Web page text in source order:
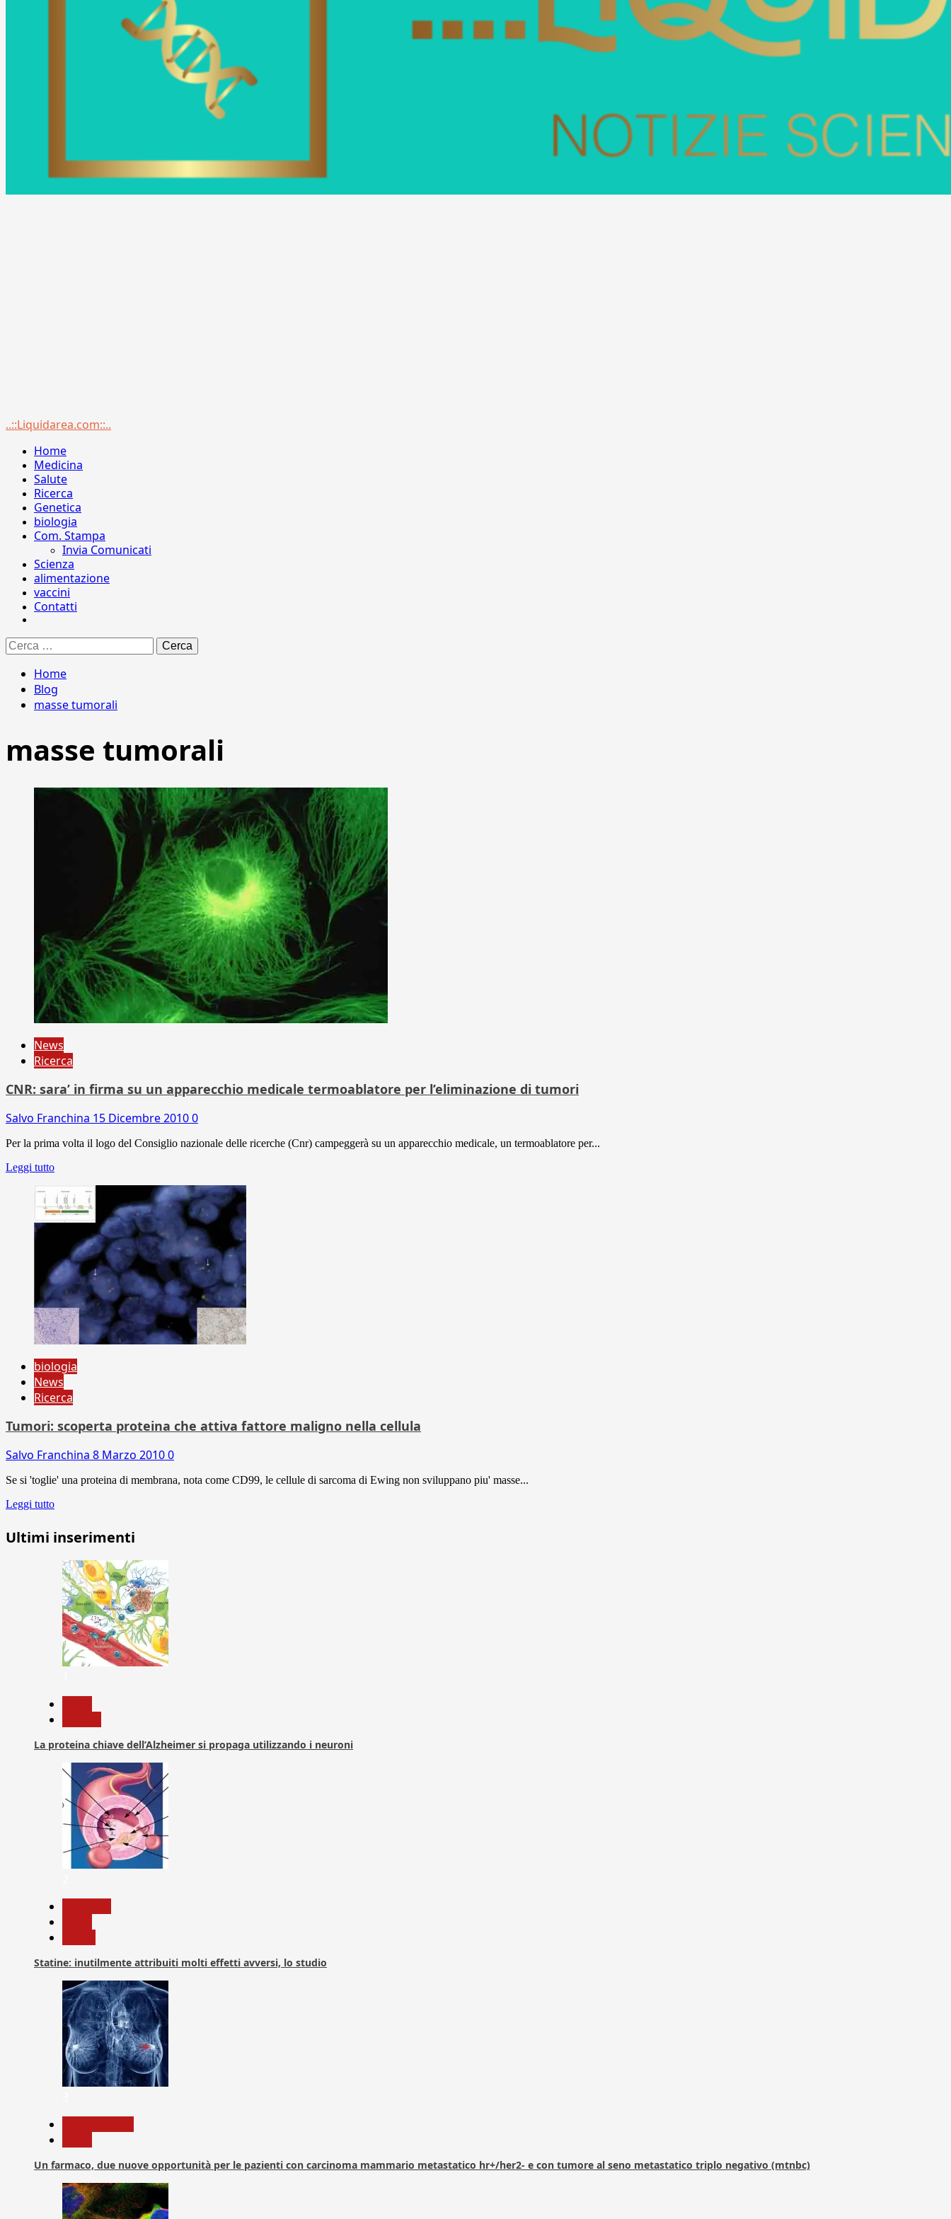
Menu
..::Liquidarea.com::..
Home
Medicina
Salute
Ricerca
Genetica
biologia
Com. Stampa
Invia Comunicati
Scienza
alimentazione
vaccini
Contatti
Ricerca
per:
Home
Blog
masse tumorali
masse tumorali
News
Ricerca
CNR: sara’ in firma su un apparecchio medicale termoablatore per l’eliminazione di tumori
Salvo Franchina 15 Dicembre 20100
Per la prima volta il logo del Consiglio nazionale delle ricerche (Cnr) campeggerà su un apparecchio medicale, un termoablatore per...
Leggi tutto
biologia
News
Ricerca
Tumori: scoperta proteina che attiva fattore maligno nella cellula
Salvo Franchina 8 Marzo 20100
Se si 'toglie' una proteina di membrana, nota come CD99, le cellule di sarcoma di Ewing non sviluppano piu' masse...
Leggi tutto
Ultimi inserimenti
La proteina chiave dell’Alzheimer si propaga utilizzando i neuroni
Statine: inutilmente attribuiti molti effetti avversi, lo studio
Un farmaco, due nuove opportunità per le pazienti con carcinoma mammario metastatico hr+/her2- e con tumore al seno metastatico triplo negativo (mtnbc)